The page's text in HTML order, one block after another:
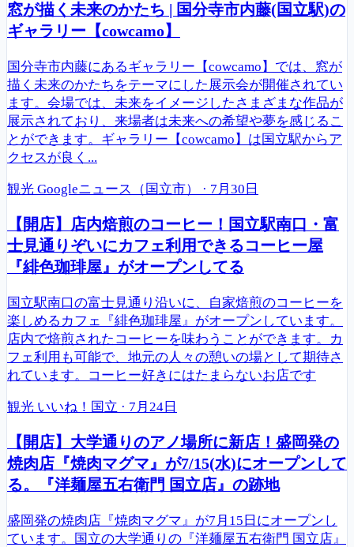
窓が描く未来のかたち | 国分寺市内藤(国立駅)の
ギャラリー【cowcamo】
国分寺市内藤にあるギャラリー【cowcamo】では、窓が
描く未来のかたちをテーマにした展示会が開催されてい
ます。会場では、未来をイメージしたさまざまな作品が
展示されており、来場者は未来への希望や夢を感じるこ
とができます。ギャラリー【cowcamo】は国立駅からア
クセスが良く...
観光 Googleニュース（国立市） · 7月30日
【開店】店内焙煎のコーヒー！国立駅南口・富
士見通りぞいにカフェ利用できるコーヒー屋
『緋色珈琲屋』がオープンしてる
国立駅南口の富士見通り沿いに、自家焙煎のコーヒーを
楽しめるカフェ『緋色珈琲屋』がオープンしています。
店内で焙煎されたコーヒーを味わうことができます。カ
フェ利用も可能で、地元の人々の憩いの場として期待さ
れています。コーヒー好きにはたまらないお店です
観光 いいね！国立 · 7月24日
【開店】大学通りのアノ場所に新店！盛岡発の
焼肉店『焼肉マグマ』が7/15(水)にオープンして
る。『洋麺屋五右衛門 国立店』の跡地
盛岡発の焼肉店『焼肉マグマ』が7月15日にオープンし
ています。国立の大学通りの『洋麺屋五右衛門 国立店』